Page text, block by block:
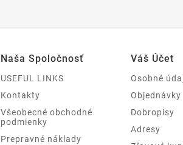
Naša Spoločnosť
USEFUL LINKS
Kontakty
Všeobecné obchodné
podmienky
Prepravné náklady
Váš Účet
Osobné
Objednávky
Dobropisy
Adresy